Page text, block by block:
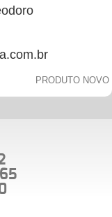
PRODUTO NOVO